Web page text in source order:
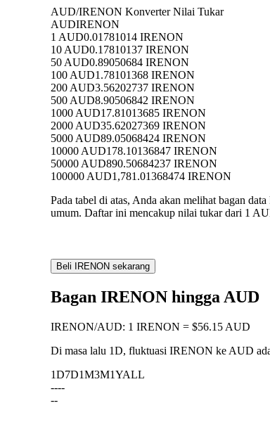
AUD/IRENON Konverter Nilai Tukar
AUDIRENON
1 AUD0.01781014 IRENON
10 AUD0.17810137 IRENON
50 AUD0.89050684 IRENON
100 AUD1.78101368 IRENON
200 AUD3.56202737 IRENON
500 AUD8.90506842 IRENON
1000 AUD17.81013685 IRENON
2000 AUD35.62027369 IRENON
5000 AUD89.05068424 IRENON
10000 AUD178.10136847 IRENON
50000 AUD890.50684237 IRENON
100000 AUD1,781.01368474 IRENON
Pada tabel di atas, Anda akan melihat bagan
umum. Daftar ini mencakup nilai tukar dari 1
Beli IRENON sekarang
Bagan IRENON hingga AUD
IRENON/AUD: 1 IRENON = $56.15 AUD
Di masa lalu 1D, fluktuasi IRENON ke AUD
1D7D1M3M1YALL
----
--